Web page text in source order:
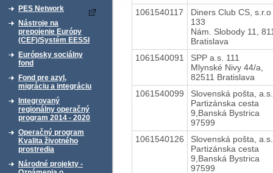
PES Network
Nástroje na
prepojenie Európy
(CEF)/Systém EESSI
Európsky sociálny
fond
Fond pre azyl,
migráciu a integráciu
Integrovaný
regionálny operačný
program 2014 - 2020
Operačný program
Kvalita životného
prostredia
Národné projekty -
1061540117
Diners Club CS, s.r.o
133
Nám. Slobody 11,
Bratislava
1061540091
SPP a.s. 111
Mlynské Nivy 44/a,
82511 Bratislava
1061540099
Slovenská pošta, a.s.
Partizánska cesta
9,Banská Bystrica
97599
1061540126
Slovenská pošta, a.s.
Partizánska cesta
9,Banská Bystrica
97599